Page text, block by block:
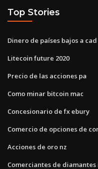
Top Stories
Dinero de países bajos a cad
Litecoin future 2020
Precio de las acciones pa
Como minar bitcoin mac
Concesionario de fx ebury
Comercio de opciones de
Acciones de oro nz
Comerciantes de